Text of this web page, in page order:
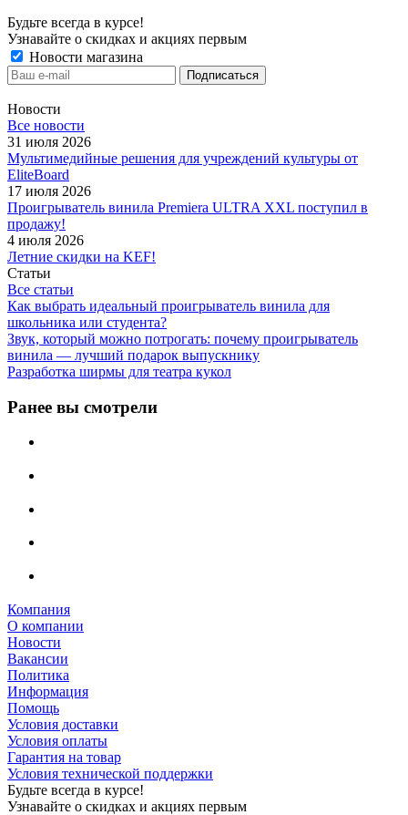
Будьте всегда в курсе!
Узнавайте о скидках и акциях первым
Новости магазина
Новости
Все новости
31 июля 2026
Мультимедийные решения для учреждений культуры от
EliteBoard
17 июля 2026
Проигрыватель винила Premiera ULTRA XXL поступил в
продажу!
4 июля 2026
Летние скидки на KEF!
Статьи
Все статьи
Как выбрать идеальный проигрыватель винила для
школьника или студента?
Звук, который можно потрогать: почему проигрыватель
винила — лучший подарок выпускнику
Разработка ширмы для театра кукол
Ранее вы смотрели
Компания
О компании
Новости
Вакансии
Политика
Информация
Помощь
Условия доставки
Условия оплаты
Гарантия на товар
Условия технической поддержки
Будьте всегда в курсе!
Узнавайте о скидках и акциях первым